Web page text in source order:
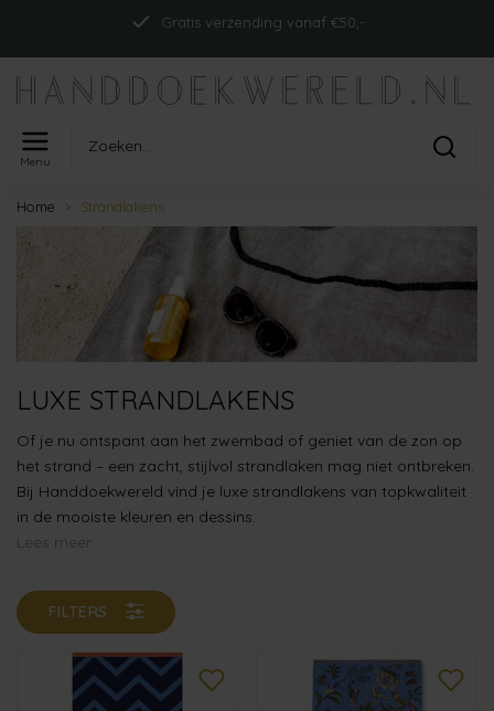
Gratis verzending vanaf €50,-
Menu
Home Strandlakens
LUXE STRANDLAKENS
Of je nu ontspant aan het zwembad of geniet van de zon op
het strand – een zacht, stijlvol strandlaken mag niet ontbreken.
Bij Handdoekwereld vind je luxe strandlakens van topkwaliteit
in de mooiste kleuren en dessins.
Lees meer.
FILTERS